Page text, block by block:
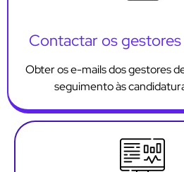
Contactar os
Obter os e-mails dos gestores
seguimento às